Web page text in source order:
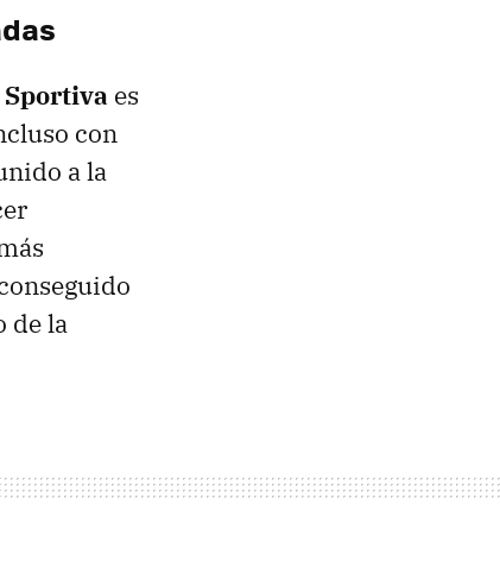
es
con
a la
de la